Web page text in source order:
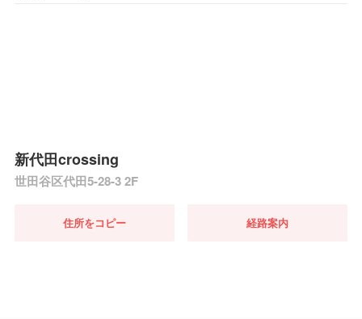
新代田crossing
世田谷区代田5-28-3 2F
住所をコピー 経路案内